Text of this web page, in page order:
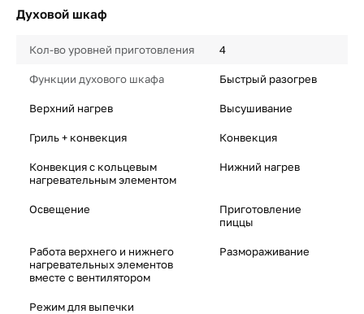
Духовой шкаф
Кол-во уровней приготовления 4
Функции духового шкафа Быстрый разогрев
Верхний нагрев Высушивание
Гриль + конвекция Конвекция
Конвекция с кольцевым
нагревательным элементом
Нижний нагрев
Освещение
Приготовление
пиццы
Работа верхнего и нижнего
нагревательных элементов
вместе с вентилятором
Размораживание
Режим для выпечки